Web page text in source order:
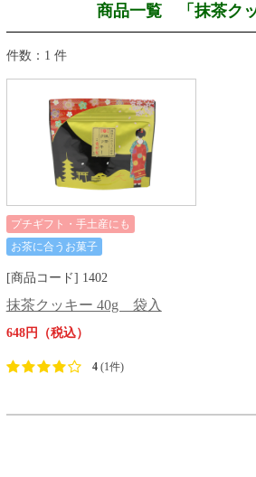
商品一覧 「抹茶クッ
件数：1 件
プチギフト・手土産にも
お茶に合うお菓子
[商品コード] 1402
抹茶クッキー 40g 袋入
648円（税込）
4(1件)